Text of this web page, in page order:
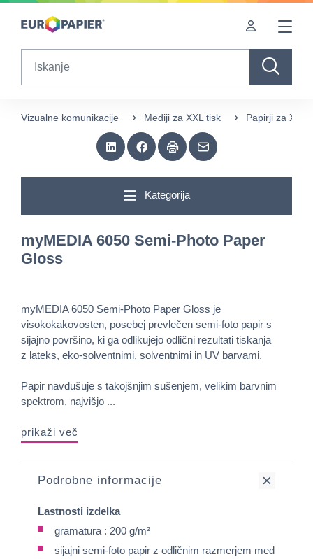
Table Of Content
Sorodni izdelki
Vizualne komunikacije Mediji za XXL tisk Papirji za XXL
Kategorija
myMEDIA 6050 Semi-Photo Paper
Gloss
myMEDIA 6050 Semi-Photo Paper Gloss je
visokokakovosten, posebej prevlečen semi-foto papir s
sijajno površino, ki ga odlikujejo odlični rezultati tiskanja
z lateks, eko-solventnimi, solventnimi in UV barvami.
Papir navdušuje s takojšnjim sušenjem, velikim barvnim
spektrom, najvišjo ...
prikaži več
Podrobne informacije
Lastnosti izdelka
gramatura : 200 g/m²
sijajni semi-foto papir z odličnim razmerjem med